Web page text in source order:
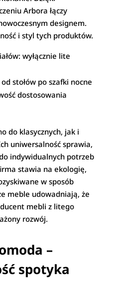
Arbora łączy
designem.
i styl tych produktów.
wyłącznie lite
stołów po szafki nocne
dostosowania
do klasycznych, jak i
uniwersalność sprawia,
indywidualnych potrzeb
stawia na ekologię,
w sposób
meble udowadniają, że
mebli z litego
rozwój.
–
spotyka